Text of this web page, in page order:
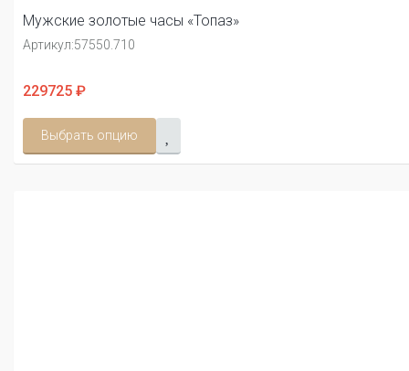
Мужские золотые часы «Топаз»
Артикул:57550.710
229725 ₽
Выбрать опцию